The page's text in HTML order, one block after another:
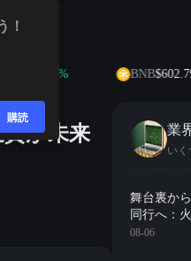
BNB$602.79
が未来
トーンとなる運命にある
業
舞台裏か
同行へ：
に隠され
08-06
！
購読